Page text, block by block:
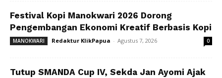
Festival Kopi Manokwari 2026 Dorong
Pengembangan Ekonomi Kreatif Berbasis Kopi
MANOKWARI Redaktur KlikPapua - Agustus 7, 2026 0
Tutup SMANDA Cup IV, Sekda Jan Ayomi Ajak